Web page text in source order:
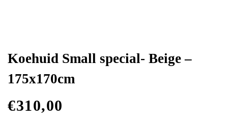
Koehuid Small special- Beige –
175x170cm
€310,00